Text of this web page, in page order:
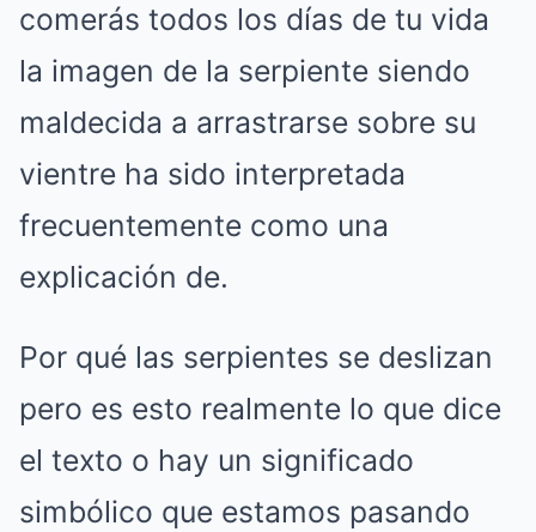
comerás todos los días de tu vida
la imagen de la serpiente siendo
maldecida a arrastrarse sobre su
vientre ha sido interpretada
frecuentemente como una
explicación de.
Por qué las serpientes se deslizan
pero es esto realmente lo que dice
el texto o hay un significado
simbólico que estamos pasando